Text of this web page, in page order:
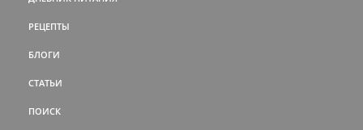
РЕЦЕПТЫ
БЛОГИ
СТАТЬИ
ПОИСК